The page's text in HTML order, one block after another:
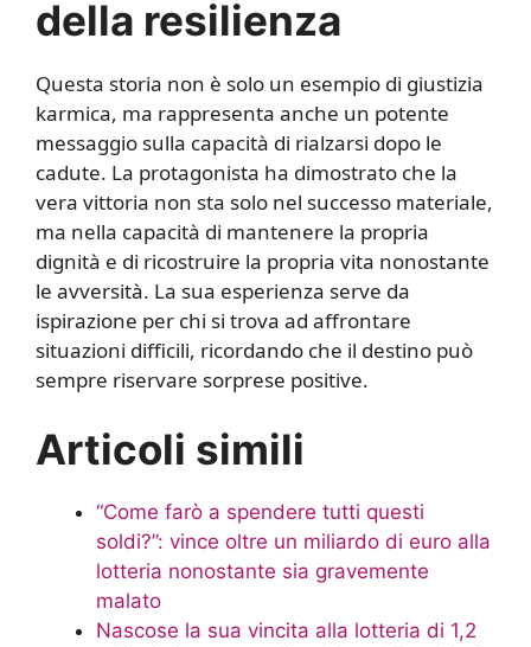
della resilienza
Questa storia non è solo un esempio di giustizia
karmica, ma rappresenta anche un potente
messaggio sulla capacità di rialzarsi dopo le
cadute. La protagonista ha dimostrato che la
vera vittoria non sta solo nel successo materiale,
ma nella capacità di mantenere la propria
dignità e di ricostruire la propria vita nonostante
le avversità. La sua esperienza serve da
ispirazione per chi si trova ad affrontare
situazioni difficili, ricordando che il destino può
sempre riservare sorprese positive.
Articoli simili
“Come farò a spendere tutti questi
soldi?”: vince oltre un miliardo di euro alla
lotteria nonostante sia gravemente
malato
Nascose la sua vincita alla lotteria di 1,2